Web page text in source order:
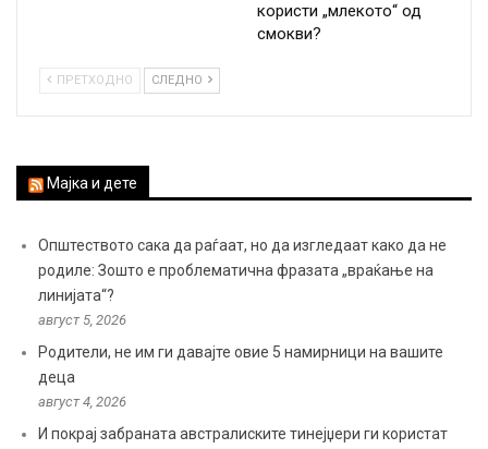
користи „млекото“ од
смокви?
ПРЕТХОДНО СЛЕДНО
Мајка и дете
Општеството сака да раѓаат, но да изгледаат како да не
родиле: Зошто е проблематична фразата „враќање на
линијата“?
август 5, 2026
Родители, не им ги давајте овие 5 намирници на вашите
деца
август 4, 2026
И покрај забраната австралиските тинејџери ги користат